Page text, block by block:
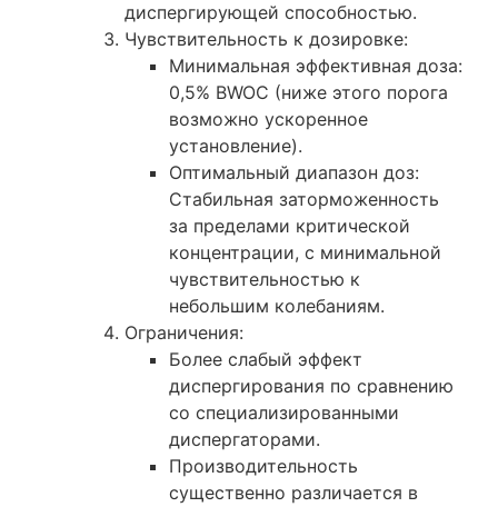
диспергирующей способностью.
Чувствительность к дозировке:
Минимальная эффективная доза:
0,5% BWOC (ниже этого порога
возможно ускоренное
установление).
Оптимальный диапазон доз:
Стабильная заторможенность
за пределами критической
концентрации, с минимальной
чувствительностью к
небольшим колебаниям.
Ограничения:
Более слабый эффект
диспергирования по сравнению
со специализированными
диспергаторами.
Производительность
существенно различается в